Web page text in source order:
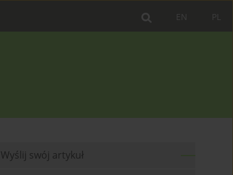
PL
EN
Wyślij swój artykuł